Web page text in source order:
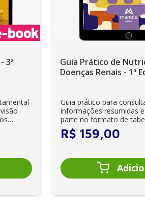
3ª
Guia Prático de
Doenças Renais - 1ª
Guia prático para
informações resumidas
parte no formato de
para o ...
R$ 159,00